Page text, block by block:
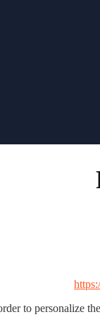
to personalize